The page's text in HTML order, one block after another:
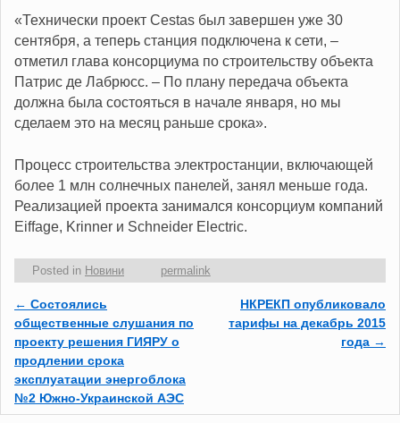
«Технически проект Cestas был завершен уже 30
сентября, а теперь станция подключена к сети, –
отметил глава консорциума по строительству объекта
Патрис де Лабрюсс. – По плану передача объекта
должна была состояться в начале января, но мы
сделаем это на месяц раньше срока».
Процесс строительства электростанции, включающей
более 1 млн солнечных панелей, занял меньше года.
Реализацией проекта занимался консорциум компаний
Eiffage, Krinner и Schneider Electric.
Posted in Новини permalink
Post navigation
← Состоялись
общественные слушания по
проекту решения ГИЯРУ о
продлении срока
эксплуатации энергоблока
№2 Южно-Украинской АЭС
НКРЕКП опубликовало
тарифы на декабрь 2015
года →